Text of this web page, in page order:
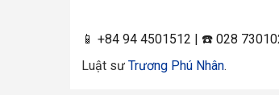
📱 +84 94 4501512 | ☎️ 028
Luật sư Trương Phú Nhân.